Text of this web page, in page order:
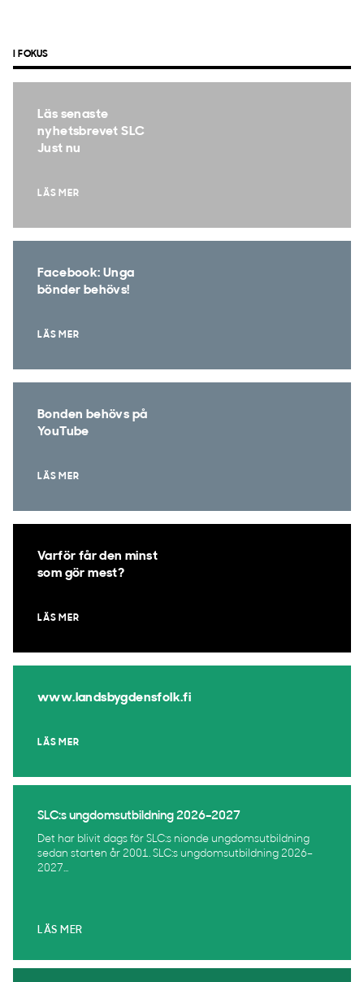
I FOKUS
Läs senaste
nyhetsbrevet SLC
Just nu
LÄS MER
Facebook: Unga
bönder behövs!
LÄS MER
Bonden behövs på
YouTube
LÄS MER
Varför får den minst
som gör mest?
LÄS MER
www.landsbygdensfolk.fi
LÄS MER
SLC:s ungdomsutbildning 2026–2027
Det har blivit dags för SLC:s nionde ungdomsutbildning
sedan starten år 2001. SLC:s ungdomsutbildning 2026–
2027...
LÄS MER